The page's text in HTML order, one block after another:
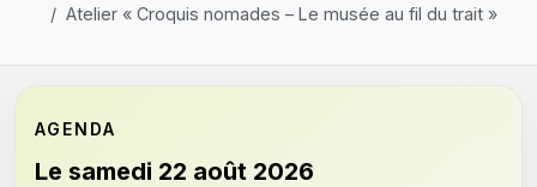
Atelier « Croquis nomades – Le musée au fil du trait »
AGENDA
Le samedi 22 août 2026